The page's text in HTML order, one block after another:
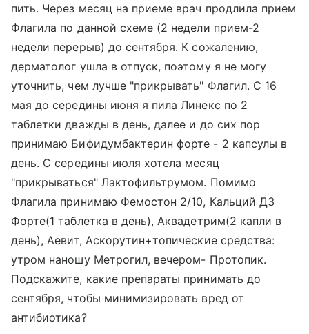
пить. Через месяц на приеме врач продлила прием
Флагила по данной схеме (2 недели прием-2
недели перерыв) до сентября. К сожалению,
дерматолог ушла в отпуск, поэтому я не могу
уточнить, чем лучше "прикрывать" Флагил. С 16
мая до середины июня я пила Линекс по 2
таблетки дважды в день, далее и до сих пор
принимаю Бифидумбактерин форте - 2 капсулы в
день. С середины июля хотела месяц
"прикрываться" Лактофильтрумом. Помимо
Флагила принимаю Фемостон 2/10, Кальций Д3
Форте(1 таблетка в день), Аквадетрим(2 капли в
день), Аевит, Аскорутин+топические средства:
утром наношу Метрогил, вечером- Протопик.
Подскажите, какие препараты принимать до
сентября, чтобы минимизировать вред от
антибиотика?